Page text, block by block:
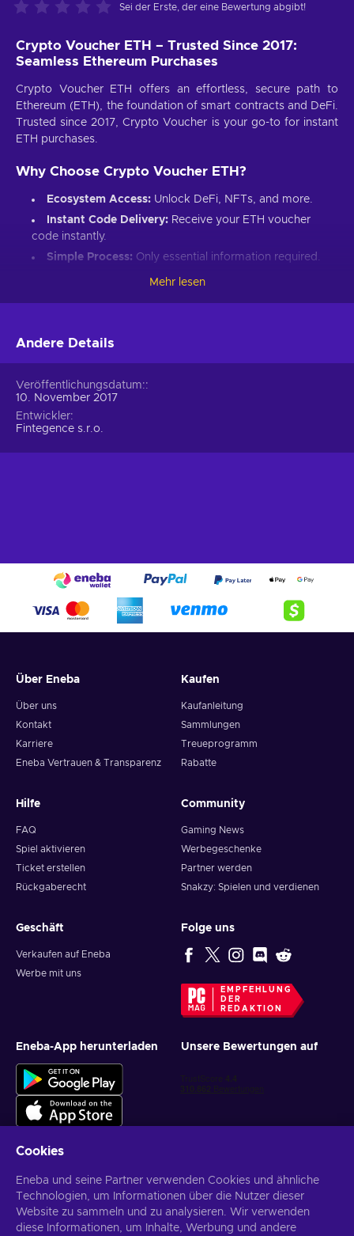
Sei der Erste, der eine Bewertung abgibt!
Crypto Voucher ETH – Trusted Since 2017:
Seamless Ethereum Purchases
Crypto Voucher ETH offers an effortless, secure path to
Ethereum (ETH), the foundation of smart contracts and DeFi.
Trusted since 2017, Crypto Voucher is your go-to for instant
ETH purchases.
Why Choose Crypto Voucher ETH?
Ecosystem Access: Unlock DeFi, NFTs, and more.
Instant Code Delivery: Receive your ETH voucher
code instantly.
Simple Process: Only essential information required.
Introduce loved ones to Ethereum’s world.
Set up an Ethereum-compatible wallet.
Input your ETH voucher code.
Provide your email for confirmation.
Choose Ethereum (ETH).
Mehr lesen
Andere Details
Veröffentlichungsdatum:
10. November 2017
Entwickler
Fintegence s.r.o.
Über Eneba
Über uns
Kontakt
Karriere
Eneba Vertrauen & Transparenz
Kaufen
Kaufanleitung
Sammlungen
Treueprogramm
Rabatte
Hilfe
FAQ
Spiel aktivieren
Ticket erstellen
Rückgaberecht
Community
Gaming News
Werbegeschenke
Partner werden
Snakzy: Spielen und verdienen
Geschäft
Verkaufen auf Eneba
Werbe mit uns
Folge uns
EMPFEHLUNG
DER
REDAKTION
Eneba-App herunterladen Unsere Bewertungen auf
Abonnieren
Cookies
Eneba und seine Partner verwenden Cookies und ähnliche
Technologien, um Informationen über die Nutzer dieser
Website zu sammeln und zu analysieren. Wir verwenden
diese Informationen, um Inhalte, Werbung und andere